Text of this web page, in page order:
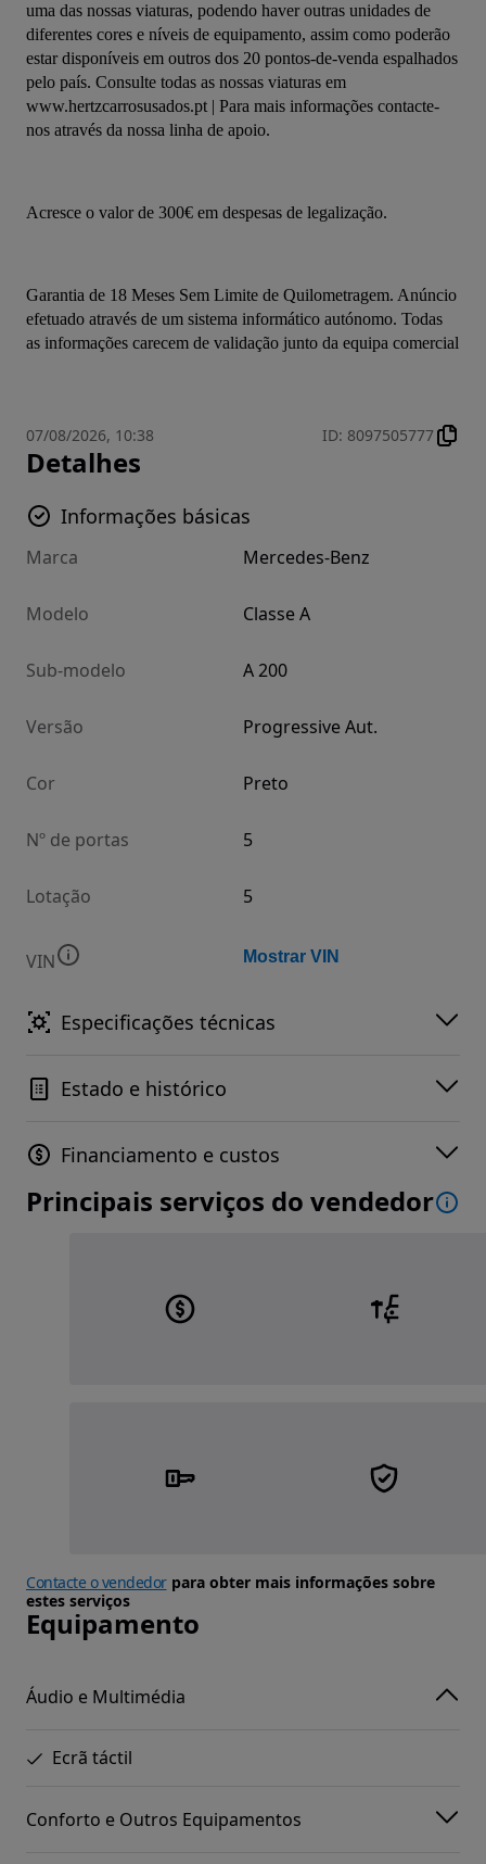
uma das nossas viaturas, podendo haver outras unidades de
diferentes cores e níveis de equipamento, assim como poderão
estar disponíveis em outros dos 20 pontos-de-venda espalhados
pelo país. Consulte todas as nossas viaturas em
www.hertzcarrosusados.pt | Para mais informações contacte-
nos através da nossa linha de apoio.
Acresce o valor de 300€ em despesas de legalização.
Garantia de 18 Meses Sem Limite de Quilometragem. Anúncio
efetuado através de um sistema informático autónomo. Todas
as informações carecem de validação junto da equipa comercial
07/08/2026, 10:38 ID: 8097505777
Detalhes
Informações básicas
Marca Mercedes-Benz
Modelo Classe A
Sub-modelo A 200
Versão Progressive Aut.
Cor Preto
Nº de portas 5
Lotação 5
VIN Mostrar VIN
Especificações técnicas
Estado e histórico
Financiamento e custos
Principais serviços do vendedor
Contacte o vendedorpara obter mais informações sobre
estes serviços
Equipamento
Áudio e Multimédia
Ecrã táctil
Conforto e Outros Equipamentos